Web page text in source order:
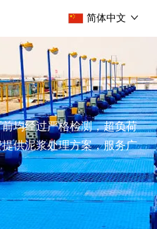
简体中文
均经过严格检测，超负荷
供泥浆处理方案，服务广